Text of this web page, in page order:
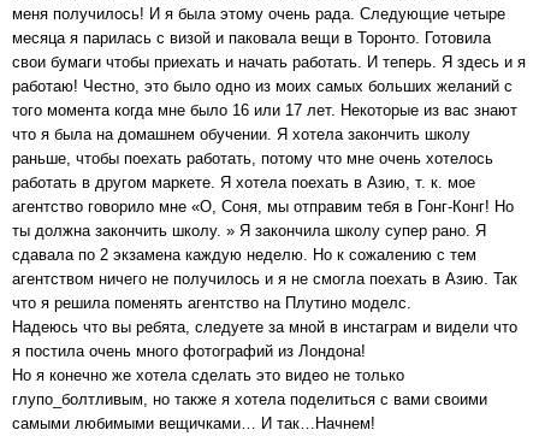
меня получилось! И я была этому очень рада. Следующие четыре
месяца я парилась с визой и паковала вещи в Торонто. Готовила
свои бумаги чтобы приехать и начать работать. И теперь. Я здесь и я
работаю! Честно, это было одно из моих самых больших желаний с
того момента когда мне было 16 или 17 лет. Некоторые из вас знают
что я была на домашнем обучении. Я хотела закончить школу
раньше, чтобы поехать работать, потому что мне очень хотелось
работать в другом маркете. Я хотела поехать в Азию, т. к. мое
агентство говорило мне «О, Соня, мы отправим тебя в Гонг-Конг! Но
ты должна закончить школу. » Я закончила школу супер рано. Я
сдавала по 2 экзамена каждую неделю. Но к сожалению с тем
агентством ничего не получилось и я не смогла поехать в Азию. Так
что я решила поменять агентство на Плутино моделс.
Надеюсь что вы ребята, следуете за мной в инстаграм и видели что
я постила очень много фотографий из Лондона!
Но я конечно же хотела сделать это видео не только
глупо_болтливым, но также я хотела поделиться с вами своими
самыми любимыми вещичками… И так…Начнем!